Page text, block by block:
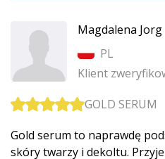
Magdalena Jorg
PL
Klient
GOLD SERUM
Gold serum to naprawdę
skóry twarzy i dekoltu.